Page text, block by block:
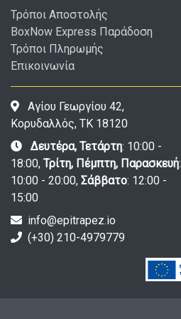
Τρόποι Αποστολής
BoxNow Express Παράδοση
Τρόποι Πληρωμής
Επικοινωνία
Αγίου Γεωργίου 42,
Κορυδαλλός, ΤΚ 18120
Δευτέρα, Τετάρτη: 10:00 -
18:00, Τρίτη, Πέμπτη, Παρασκευή:
10:00 - 20:00, Σάββατο: 12:00 -
15:00
info@epitrapez.io
(+30) 210-4979779